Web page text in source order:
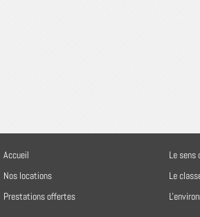
Accueil
Nos locations
Prestations offertes
Le sens
Le